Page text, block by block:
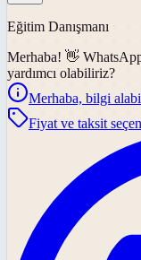
Eğitim Danışmanı
Merhaba! 👋
yardımcı olabiliriz?
Merhaba, bilgi
Fiyat ve taksit